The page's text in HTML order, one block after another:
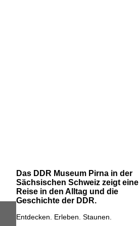
Das DDR Museum Pirna in der
Sächsischen Schweiz zeigt eine
Reise in den Alltag und die
Geschichte der DDR.
Entdecken. Erleben. Staunen.